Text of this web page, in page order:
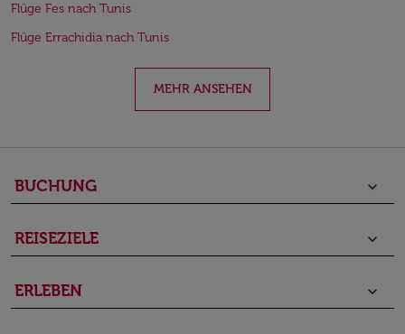
Flüge Fes nach Tunis
Flüge Errachidia nach Tunis
MEHR ANSEHEN
BUCHUNG keyboard_arrow_down
REISEZIELE keyboard_arrow_down
ERLEBEN keyboard_arrow_down